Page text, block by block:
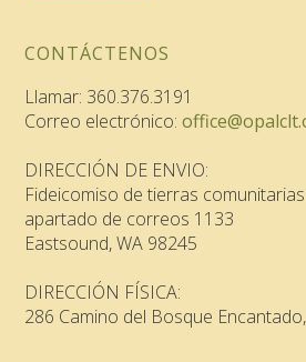
CONTÁCTENOS
Llamar: 360.376.3191
Correo electrónico:
DIRECCIÓN DE ENVIO:
Fideicomiso de tierras
apartado de correos 1133
Eastsound, WA 98245
DIRECCIÓN FÍSICA:
286 Camino del Bosque